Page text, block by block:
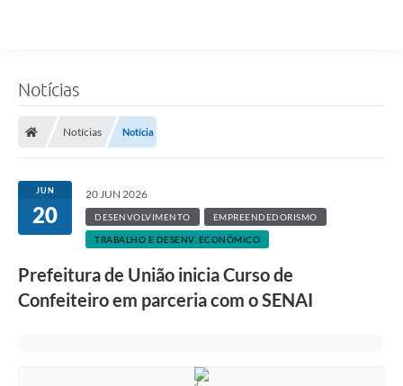
Notícias
Notícias Notícia
JUN
20
20 JUN 2026
DESENVOLVIMENTO EMPREENDEDORISMO
TRABALHO E DESENV. ECONÔMICO
Prefeitura de União inicia Curso de
Confeiteiro em parceria com o SENAI